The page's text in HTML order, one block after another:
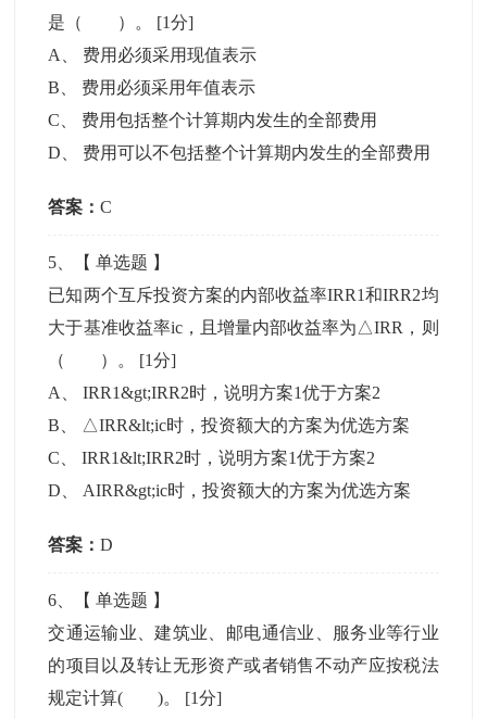
是（ ）。 [1分]
A
费用必须采用现值表示
B
费用必须采用年值表示
C
费用包括整个计算期内发生的全部费用
D
费用可以不包括整个计算期内发生的全部费用
答案：C
5 、【单选题 】
已知两个互斥投资方案的内部收益率IRR1和IRR2均
大于基准收益率ic，且增量内部收益率为△IRR，则
（ ）。 [1分]
A
、IRR1&gt;IRR2时，说明方案1优于方案2
B
△IRR&lt;ic时，投资额大的方案为优选方案
C 、IRR1&lt;IRR2时，说明方案1优于方案2
D
AIRR&gt;ic时，投资额大的方案为优选方案
答案：D
6 、【单选题 】
交通运输业、建筑业、邮电通信业、服务业等行业
的项目以及转让无形资产或者销售不动产应按税法
规定计算( )。 [1分]